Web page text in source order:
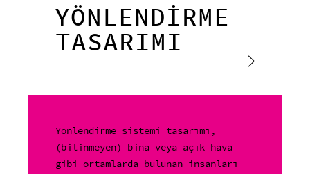
YÖNLENDİRME
TASARIMI
Yönlendirme sistemi tasarımı,
(bilinmeyen) bina veya açık hava
gibi ortamlarda bulunan insanları